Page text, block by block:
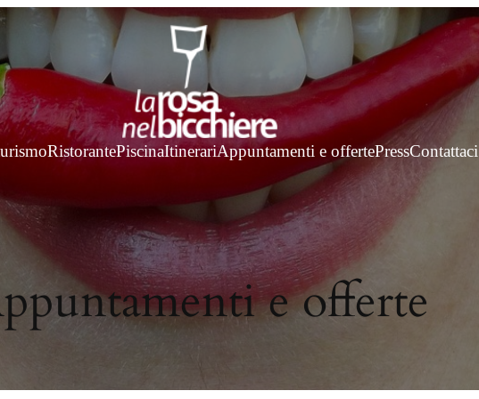
RistorantePiscinaItinerariAppuntamenti e offertePressContattaci
e offerte